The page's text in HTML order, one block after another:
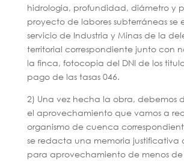
hidrologia, profundidad, diámetro y
proyecto de labores subterráneas se
servicio de Industria y Minas de la
territorial correspondiente junto con
la finca, fotocopia del DNI de los
pago de las tasas 046.
2) Una vez hecha la obra, debemos
el aprovechamiento que vamos a
organismo de cuenca
se redacta una memoria justificativa
para aprovechamiento de menos